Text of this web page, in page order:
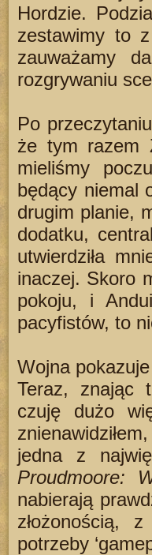
Hordzie.
zestawimy to
zauważamy
rozgrywaniu
Po przeczytaniu
że tym razem
mieliśmy
będący niemal
drugim planie,
dodatku,
utwierdziła
inaczej. Skoro
pokoju, i
pacyfistów, to
Wojna
Teraz, znając
czuję dużo
jedna z
Proudmoore:
nabierają
złożonością,
potrzeby